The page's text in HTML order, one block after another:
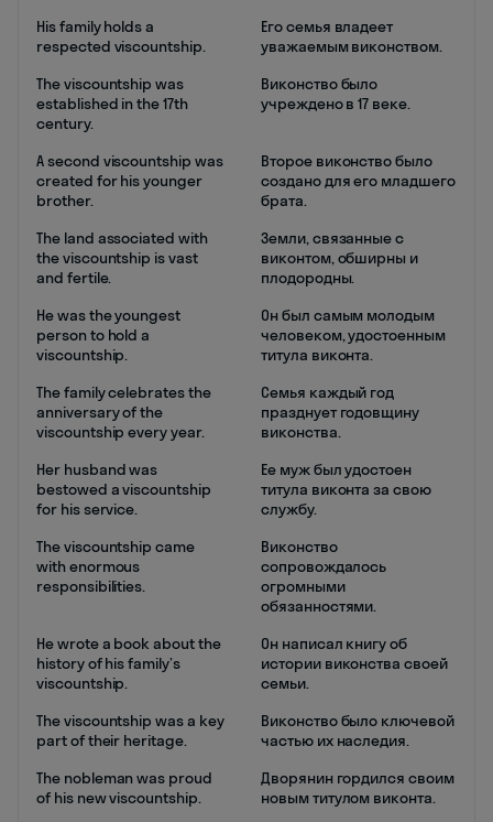
His family holds a
respected viscountship.
Его семья владеет
уважаемым виконством.
The viscountship was
established in the 17th
century.
Виконство было
учреждено в 17 веке.
A second viscountship was
created for his younger
brother.
Второе виконство было
создано для его младшего
брата.
The land associated with
the viscountship is vast
and fertile.
Земли, связанные с
виконтом, обширны и
плодородны.
He was the youngest
person to hold a
viscountship.
Он был самым молодым
человеком, удостоенным
титула виконта.
The family celebrates the
anniversary of the
viscountship every year.
Семья каждый год
празднует годовщину
виконства.
Her husband was
bestowed a viscountship
for his service.
Ее муж был удостоен
титула виконта за свою
службу.
The viscountship came
with enormous
responsibilities.
Виконство
сопровождалось
огромными
обязанностями.
He wrote a book about the
history of his family’s
viscountship.
Он написал книгу об
истории виконства своей
семьи.
The viscountship was a key
part of their heritage.
Виконство было ключевой
частью их наследия.
The nobleman was proud
of his new viscountship.
Дворянин гордился своим
новым титулом виконта.